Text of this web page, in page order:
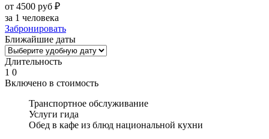
от 4500 руб ₽
за 1 человека
Забронировать
Ближайшие даты
Длительность
1 0
Включено в стоимость
Транспортное обслуживание
Услуги гида
Обед в кафе из блюд национальной кухни